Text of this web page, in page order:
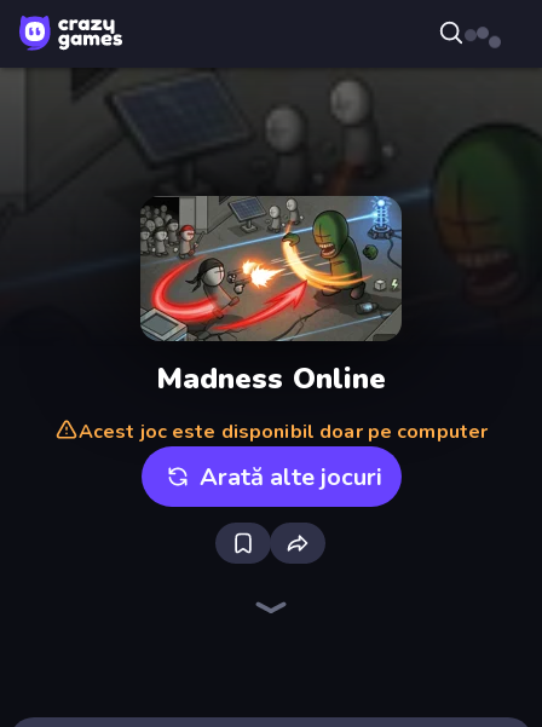
Madness Online
Acest joc este disponibil doar pe computer
Arată alte jocuri